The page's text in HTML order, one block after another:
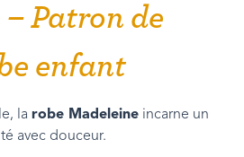
Patron de
enfant
la robe Madeleine incarne un
avec douceur.